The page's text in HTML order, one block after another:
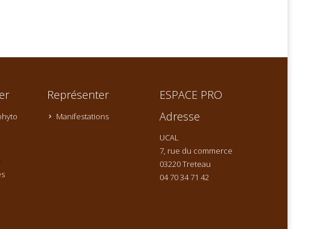
Représenter
Manifestations
ESPACE PRO
Adresse
UCAL
7, rue du commerce
03220 Treteau
04 70 34 71 42